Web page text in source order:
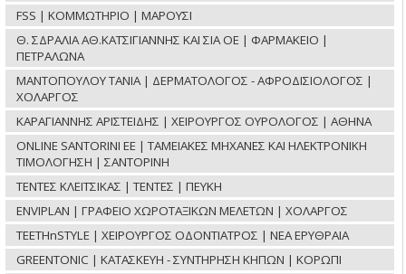
FSS | ΚΟΜΜΩΤΗΡΙΟ | ΜΑΡΟΥΣΙ
Θ. ΣΔΡΑΛΙΑ ΑΘ.ΚΑΤΣΙΓΙΑΝΝΗΣ ΚΑΙ ΣΙΑ ΟΕ | ΦΑΡΜΑΚΕΙΟ |
ΠΕΤΡΑΛΩΝΑ
ΜΑΝΤΟΠΟΥΛΟΥ ΤΑΝΙΑ | ΔΕΡΜΑΤΟΛΟΓΟΣ - ΑΦΡΟΔΙΣΙΟΛΟΓΟΣ |
ΧΟΛΑΡΓΟΣ
ΚΑΡΑΓΙΑΝΝΗΣ ΑΡΙΣΤΕΙΔΗΣ | ΧΕΙΡΟΥΡΓΟΣ ΟΥΡΟΛΟΓΟΣ | ΑΘΗΝΑ
ONLINE SANTORINI ΕΕ | ΤΑΜΕΙΑΚΕΣ ΜΗΧΑΝΕΣ ΚΑΙ ΗΛΕΚΤΡΟΝΙΚΗ
ΤΙΜΟΛΟΓΗΣΗ | ΣΑΝΤΟΡΙΝΗ
ΤΕΝΤΕΣ ΚΛΕΙΤΣΙΚΑΣ | ΤΕΝΤΕΣ | ΠΕΥΚΗ
ENVIPLAN | ΓΡΑΦΕΙΟ ΧΩΡΟΤΑΞΙΚΩΝ ΜΕΛΕΤΩΝ | ΧΟΛΑΡΓΟΣ
TEETHnSTYLE | ΧΕΙΡΟΥΡΓΟΣ ΟΔΟΝΤΙΑΤΡΟΣ | ΝΕΑ ΕΡΥΘΡΑΙΑ
GREENTONIC | ΚΑΤΑΣΚΕΥΗ - ΣΥΝΤΗΡΗΣΗ ΚΗΠΩΝ | ΚΟΡΩΠΙ